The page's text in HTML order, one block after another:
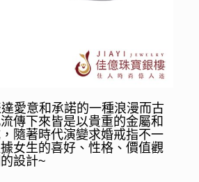
愛意和承諾的一種浪漫而古
傳下來皆是以貴重的金屬和
隨著時代演變求婚戒指不一
女生的喜好、性格、價值觀
設計~